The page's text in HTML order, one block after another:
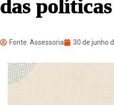
das
Fonte: Assessoria 30 de junho